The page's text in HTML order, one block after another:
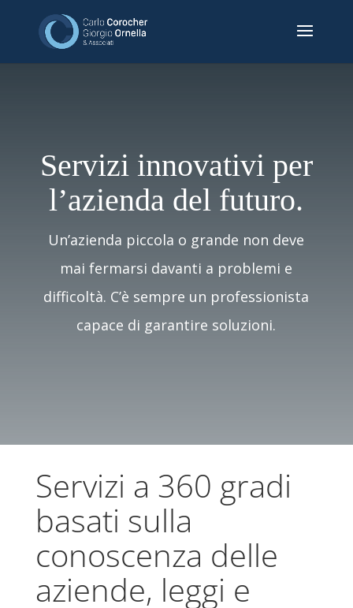
Servizi innovativi per
l’azienda del futuro.
Un’azienda piccola o grande non deve
mai fermarsi davanti a problemi e
difficoltà. C’è sempre un professionista
capace di garantire soluzioni.
Servizi a 360 gradi
basati sulla
conoscenza delle
aziende, leggi e